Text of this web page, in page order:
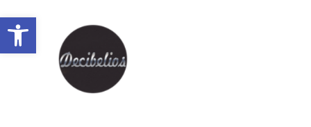
Abrir barra de herramientas